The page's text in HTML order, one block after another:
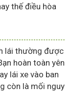
thế điều hòa
lái thường được
hoàn toàn yên
lái xe vào ban
còn là mối nguy